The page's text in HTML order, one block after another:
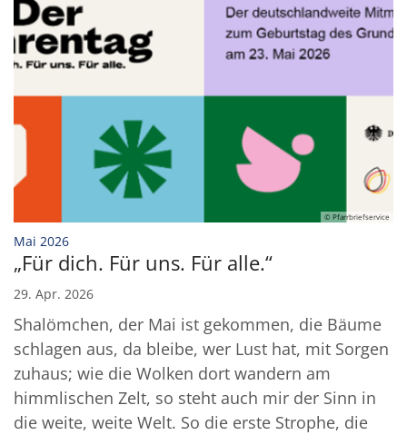
© Pfarrbriefservice
Mai 2026:
„Für dich. Für uns. Für alle.“
29. Apr. 2026
Shalömchen, der Mai ist gekommen, die Bäume
schlagen aus, da bleibe, wer Lust hat, mit Sorgen
zuhaus; wie die Wolken dort wandern am
himmlischen Zelt, so steht auch mir der Sinn in
die weite, weite Welt. So die erste Strophe, die